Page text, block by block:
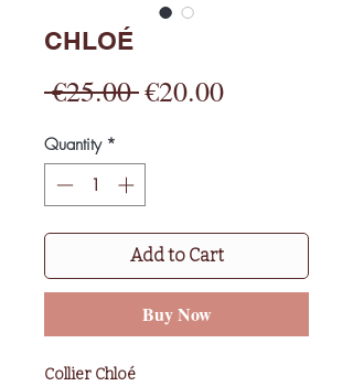
CHLOÉ
€25.00 Regular
€20.00Sale
Quantity *
Add to Cart
Buy Now
Collier Chloé